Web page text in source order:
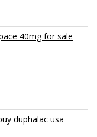
40mg for sale
duphalac usa